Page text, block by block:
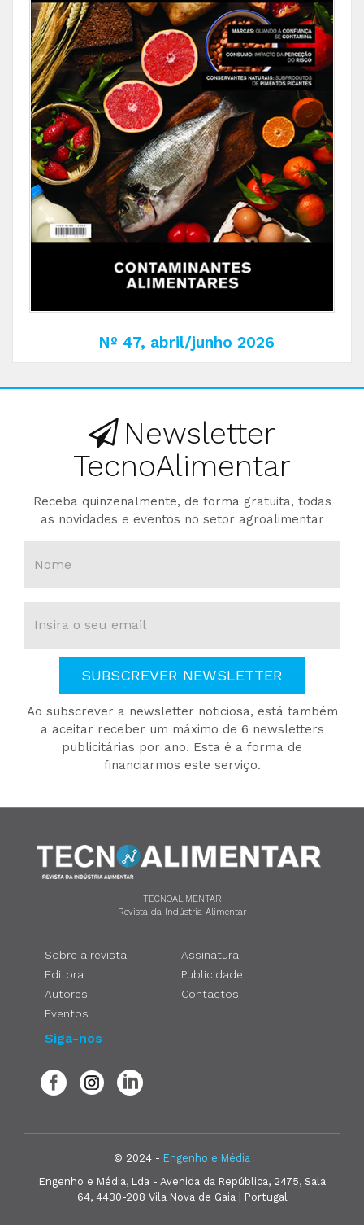
Nº 47, abril/junho 2026
Newsletter
TecnoAlimentar
Receba quinzenalmente, de forma gratuita, todas
as novidades e eventos no setor agroalimentar
SUBSCREVER NEWSLETTER
Ao subscrever a newsletter noticiosa, está também
a aceitar receber um máximo de 6 newsletters
publicitárias por ano. Esta é a forma de
financiarmos este serviço.
TECNOALIMENTAR
Revista da Indústria Alimentar
Sobre a revista
Editora
Autores
Eventos
Assinatura
Publicidade
Contactos
Siga-nos
© 2024 - Engenho e Média
Engenho e Média, Lda - Avenida da República, 2475, Sala
64, 4430-208 Vila Nova de Gaia | Portugal